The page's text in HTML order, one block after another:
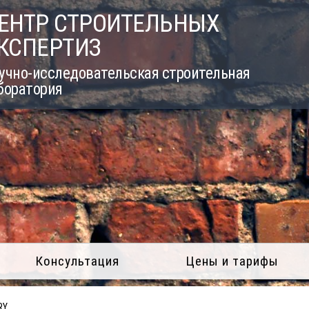
СТРОИТЕЛЬНЫХ
исследовательская строительная
Консультация Цены и тарифы